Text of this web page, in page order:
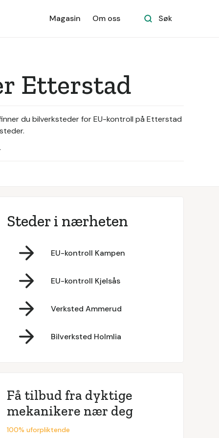
Magasin Om oss Søk
Etterstad
du bilverksteder for EU-kontroll på Etterstad
Steder i nærheten
EU-kontroll Kampen
EU-kontroll Kjelsås
Verksted Ammerud
Bilverksted Holmlia
Få tilbud fra dyktige
mekanikere nær deg
100% uforpliktende